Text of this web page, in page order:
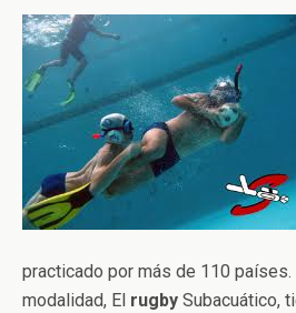
practicado por más de 110
modalidad, El rugby Subacuático,